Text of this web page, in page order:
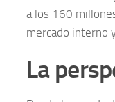
a los 160
mercado interno
La